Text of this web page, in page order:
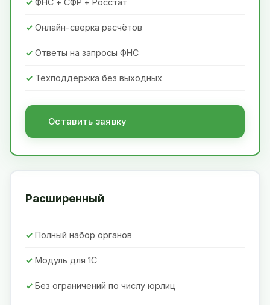
ФНС + СФР + Росстат
Онлайн-сверка расчётов
Ответы на запросы ФНС
Техподдержка без выходных
Оставить заявку
Расширенный
Полный набор органов
Модуль для 1С
Без ограничений по числу юрлиц